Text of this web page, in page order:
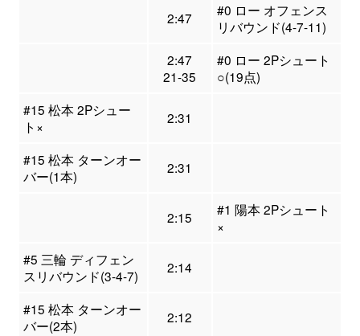
2:47
#0 ロー オフェンス
リバウンド(4-7-11)
2:47
21-35
#0 ロー 2Pシュート
○(19点)
#15 松本 2Pシュー
ト×
2:31
#15 松本 ターンオー
バー(1本)
2:31
2:15
#1 陽本 2Pシュート
×
#5 三輪 ディフェン
スリバウンド(3-4-7)
2:14
#15 松本 ターンオー
バー(2本)
2:12